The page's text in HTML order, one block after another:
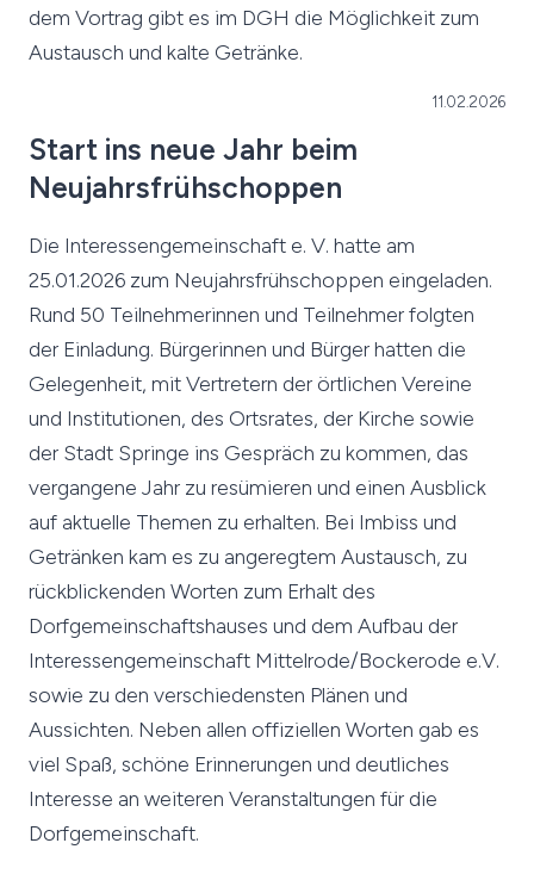
dem Vortrag gibt es im DGH die Möglichkeit zum
Austausch und kalte Getränke.
11.02.2026
Start ins neue Jahr beim
Neujahrsfrühschoppen
Die Interessengemeinschaft e. V. hatte am
25.01.2026 zum Neujahrsfrühschoppen eingeladen.
Rund 50 Teilnehmerinnen und Teilnehmer folgten
der Einladung. Bürgerinnen und Bürger hatten die
Gelegenheit, mit Vertretern der örtlichen Vereine
und Institutionen, des Ortsrates, der Kirche sowie
der Stadt Springe ins Gespräch zu kommen, das
vergangene Jahr zu resümieren und einen Ausblick
auf aktuelle Themen zu erhalten. Bei Imbiss und
Getränken kam es zu angeregtem Austausch, zu
rückblickenden Worten zum Erhalt des
Dorfgemeinschaftshauses und dem Aufbau der
Interessengemeinschaft Mittelrode/Bockerode e.V.
sowie zu den verschiedensten Plänen und
Aussichten. Neben allen offiziellen Worten gab es
viel Spaß, schöne Erinnerungen und deutliches
Interesse an weiteren Veranstaltungen für die
Dorfgemeinschaft.